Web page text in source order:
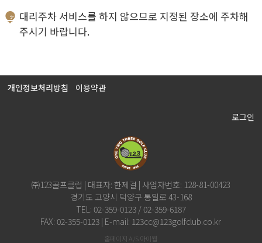
대리주차 서비스를 하지 않으므로 지정된 장소에 주차해
주시기 바랍니다.
개인정보처리방침 이용약관
로그인
㈜123골프클럽 | 대표자: 한제걸 | 사업자번호: 128-81-00423
경기도 고양시 덕양구 통일로 43-168
TEL: 02-359-0123 / 02-359-6187
FAX: 02-355-0123 | E-mail: 123cc@123golfclub.co.kr
홈페이지 A/S 아이웹